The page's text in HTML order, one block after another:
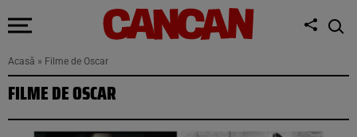
Acasă » Filme de Oscar
FILME DE OSCAR